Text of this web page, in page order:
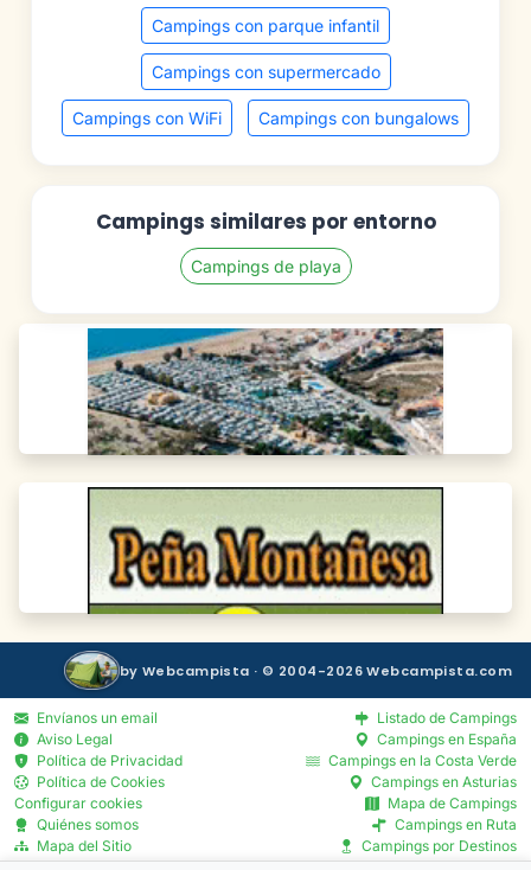
Campings con parque infantil
Campings con supermercado
Campings con WiFi Campings con bungalows
Campings similares por entorno
Campings de playa
by Webcampista · © 2004-2026 Webcampista.com
Envíanos un email
Aviso Legal
Política de Privacidad
Política de Cookies
Configurar cookies
Quiénes somos
Mapa del Sitio
Listado de Campings
Campings en España
Campings en la Costa Verde
Campings en Asturias
Mapa de Campings
Campings en Ruta
Campings por Destinos